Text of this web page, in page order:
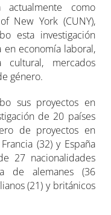
actualmente como
New York (CUNY),
esta investigación
en economía laboral,
cultural, mercados
género.
sus proyectos en
de 20 países
de proyectos en
(32) y España
27 nacionalidades
de alemanes (36
(21) y británicos